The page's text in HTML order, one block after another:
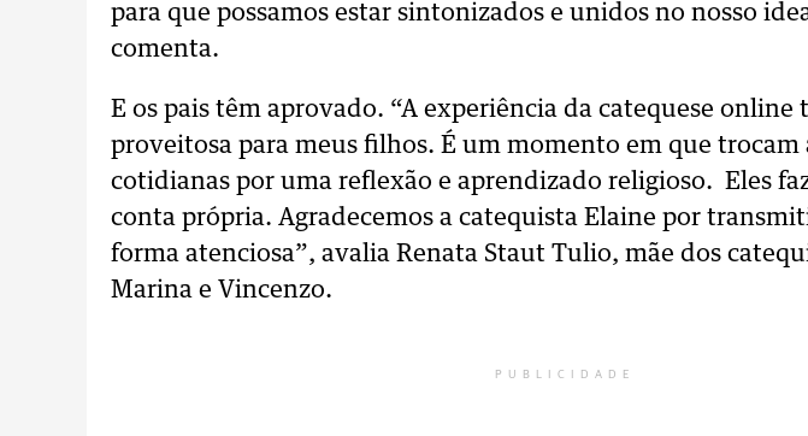
para que possamos estar sintonizados e unidos no nosso
comenta.
E os pais têm aprovado. “A experiência da catequese
proveitosa para meus filhos. É um momento em que trocam
cotidianas por uma reflexão e aprendizado religioso. Eles
conta própria. Agradecemos a catequista Elaine por
forma atenciosa”, avalia Renata Staut Tulio, mãe dos
Marina e Vincenzo.
PUBLICIDADE